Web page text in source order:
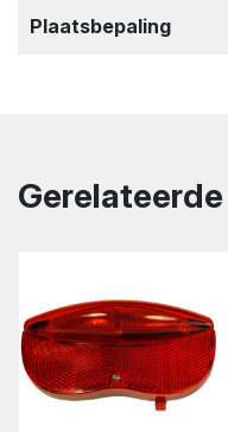
Plaatsbepaling